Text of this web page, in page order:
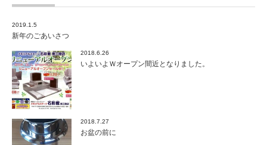
2019.1.5
新年のごあいさつ
2018.6.26
いよいよＷオープン間近となりました。
2018.7.27
お盆の前に